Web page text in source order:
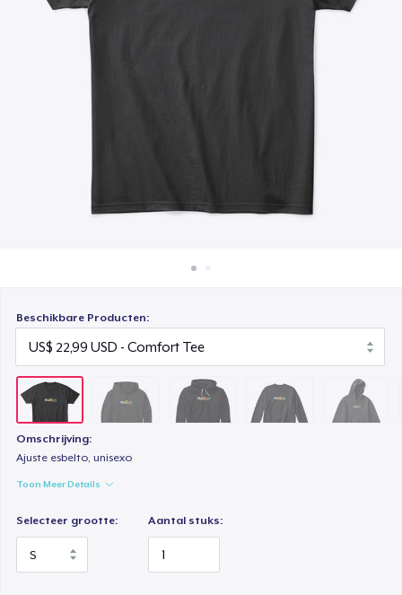
Beschikbare Producten:
Omschrijving:
Ajuste esbelto, unisexo
Toon Meer Details
Selecteer grootte: Aantal stuks:
Unisex Premium Pullover Hoodie
US$ 44,99
US$ 33,99
US$ 18,99
Classic Long Sleeve Tee
US$ 25,99